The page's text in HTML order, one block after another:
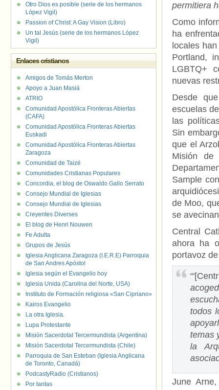
permitiera
Como
ha
locales
Portland,
LGBTQ+
nuevas
Desde
escuelas
las
Sin
que el
Misión de
Sample
de Moo,
se
Central
ahora ha
portavoz
todos
temas
la
June
Otro Dios es posible (serie de los hermanos
López Vigil)
Passion of Christ: A Gay Vision (Libro)
Un tal Jesús (serie de los hermanos López
Vigil)
Enlaces cristianos
Amigos de Tomás Merton
Apoyo a Juan Masiá
ATRIO
Comunidad Apostólica Fronteras Abiertas
(CAFA)
Comunidad Apostólica Fronteras Abiertas
Euskadi
Comunidad Apostólica Fronteras Abiertas
Zaragoza
Comunidad de Taizé
Comunidades Cristianas Populares
Concordia, el blog de Oswaldo Gallo Serrato
Consejo Mundial de Iglesias
Consejo Mundial de Iglesias
Creyentes Diverses
El blog de Henri Nouwen
Fe Adulta
Grupos de Jesús
Iglesia Anglicana Zaragoza (I.E.R.E) Parroquia
de San Andres Apóstol
Iglesia según el Evangelio hoy
Iglesia Unida (Carolina del Norte, USA)
Instituto de Formación religiosa «San Cipriano»
Kairos Evangelio
La otra Iglesia.
Lupa Protestante
Misión Sacerdotal Tercermundista (Argentina)
Misión Sacerdotal Tercermundista (Chile)
Parroquia de San Esteban (Iglesia Anglicana
de Toronto, Canadá)
PodcastyRadio (Cristianos)
Por tantas